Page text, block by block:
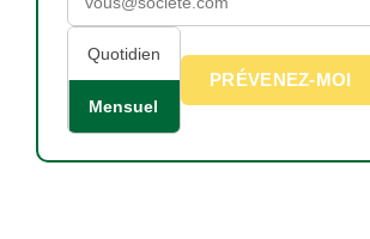
Quotidien
Mensuel
PRÉVENEZ-MOI